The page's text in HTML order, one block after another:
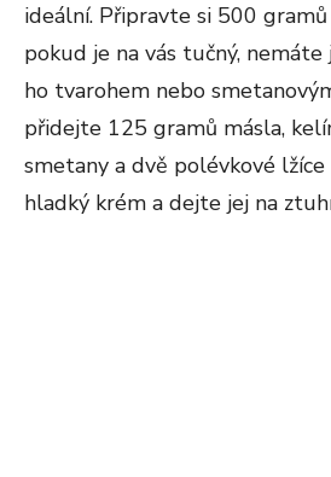
ideální. Připravte si 500
pokud je na vás tučný,
ho tvarohem nebo
přidejte 125 gramů másla,
smetany a dvě polévkové
hladký krém a dejte jej na